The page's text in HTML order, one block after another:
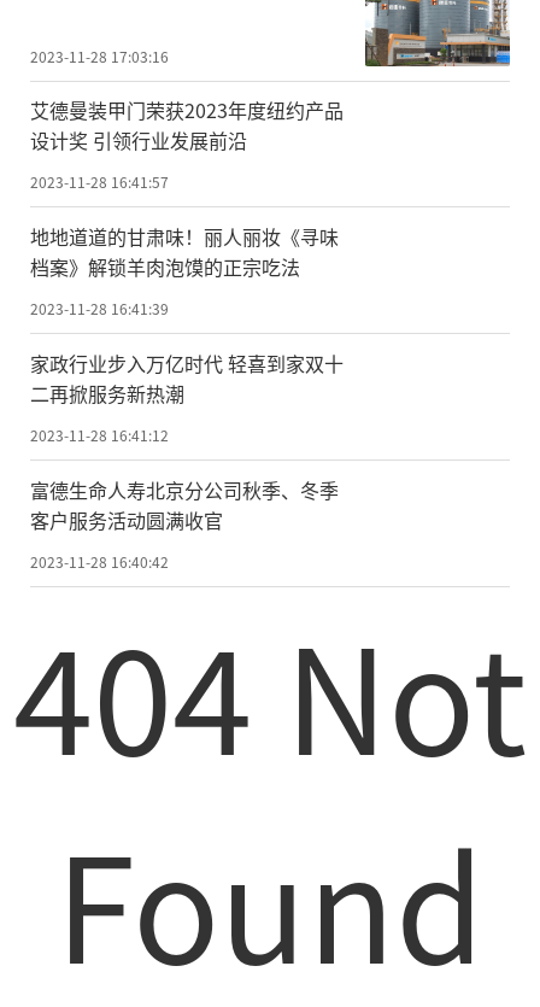
2023-11-28 17:03:16
艾德曼装甲门荣获2023年度纽约产品
设计奖 引领行业发展前沿
2023-11-28 16:41:57
地地道道的甘肃味！丽人丽妆《寻味
档案》解锁羊肉泡馍的正宗吃法
2023-11-28 16:41:39
家政行业步入万亿时代 轻喜到家双十
二再掀服务新热潮
2023-11-28 16:41:12
富德生命人寿北京分公司秋季、冬季
客户服务活动圆满收官
2023-11-28 16:40:42
404 Not
Found